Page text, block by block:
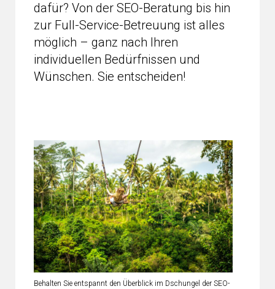
dafür? Von der SEO-Beratung bis hin
zur Full-Service-Betreuung ist alles
möglich – ganz nach Ihren
individuellen Bedürfnissen und
Wünschen. Sie entscheiden!
Behalten Sie entspannt den Überblick im Dschungel der SEO-